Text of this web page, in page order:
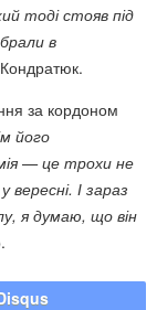
тоді стояв під
в
за кордоном
його
— це трохи не
І зараз
я думаю, що він